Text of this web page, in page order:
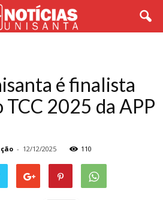
é finalista
TCC 2025 da APP
- 12/12/2025 110